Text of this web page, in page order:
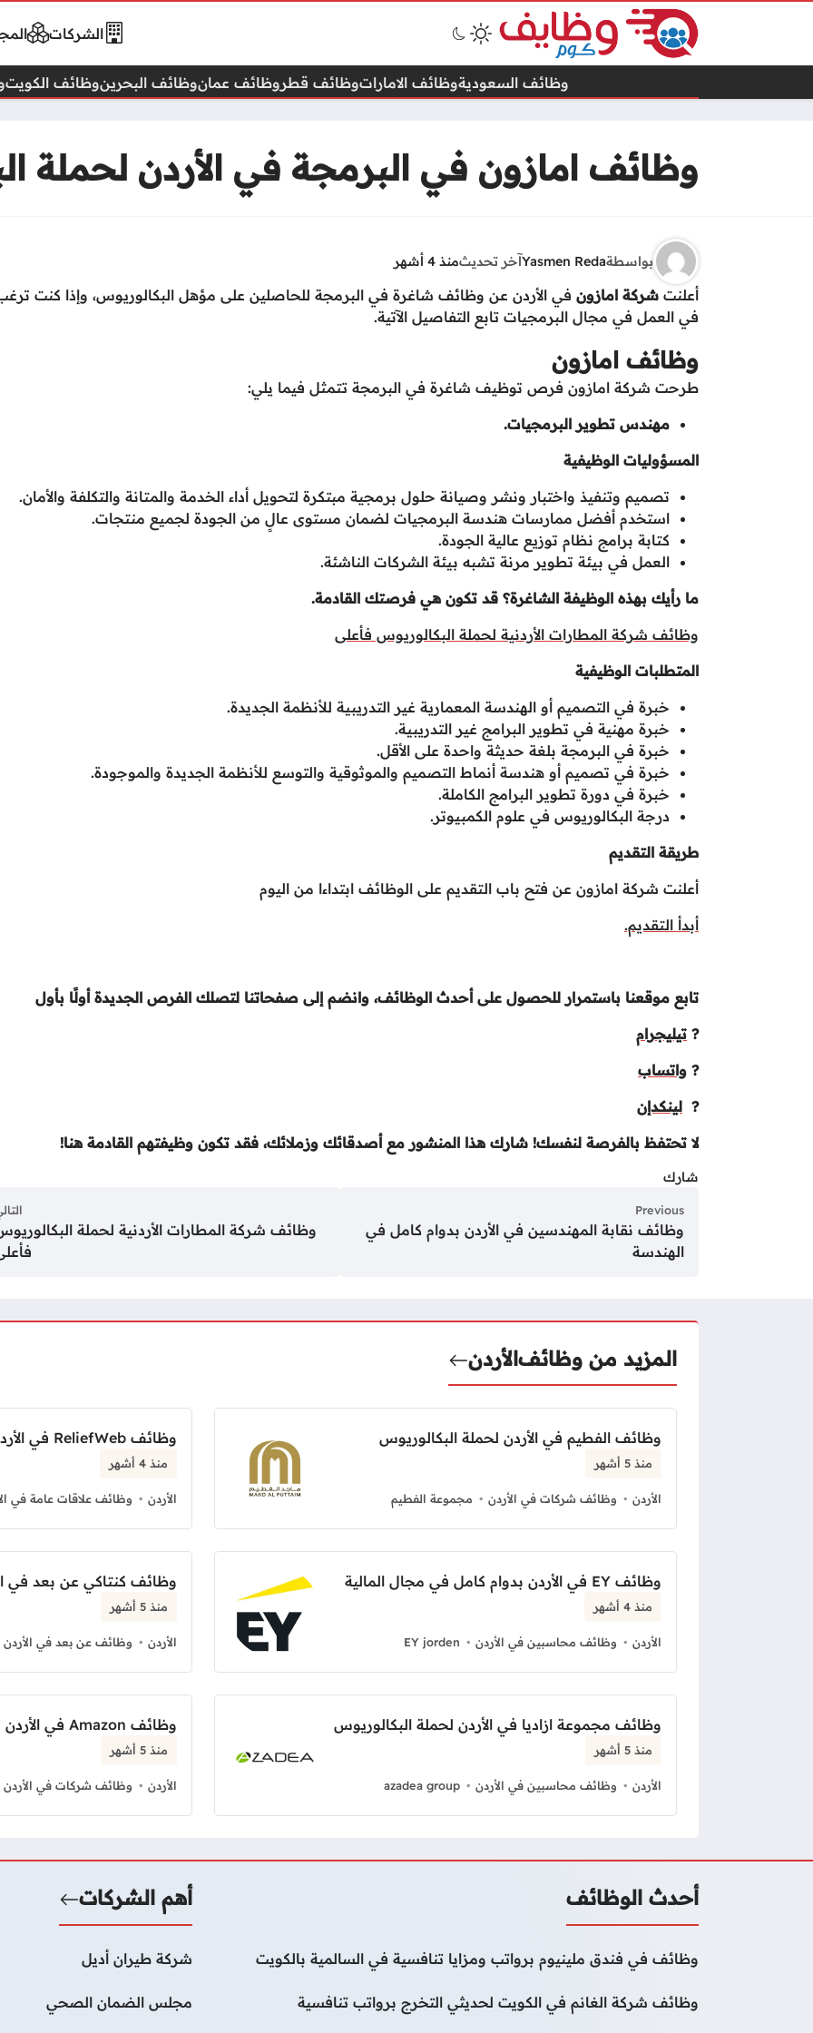
الشركات
وظائف السعوديةوظائف الاماراتوظائف قطروظائف عمانوظائف البحرينوظائف الكويت
وظائف امازون في البرمجة في الأردن لحملة
بواسطةYasmen Redaآخر تحديثمنذ 4 أشهر
أعلنت شركة امازون في الأردن عن وظائف شاغرة في البرمجة للحاصلين على مؤهل البكالوريوس، وإذا كنت
في العمل في مجال البرمجيات تابع التفاصيل الآتية.
وظائف امازون
طرحت شركة امازون فرص توظيف شاغرة في البرمجة تتمثل فيما يلي:
مهندس تطوير البرمجيات.
المسؤوليات الوظيفية
تصميم وتنفيذ واختبار ونشر وصيانة حلول برمجية مبتكرة لتحويل أداء الخدمة والمتانة والتكلفة والأمان.
استخدم أفضل ممارسات هندسة البرمجيات لضمان مستوى عالٍ من الجودة لجميع منتجات.
كتابة برامج نظام توزيع عالية الجودة.
العمل في بيئة تطوير مرنة تشبه بيئة الشركات الناشئة.
ما رأيك بهذه الوظيفة الشاغرة؟ قد تكون هي فرصتك القادمة.
وظائف شركة المطارات الأردنية لحملة البكالوريوس فأعلى
المتطلبات الوظيفية
خبرة في التصميم أو الهندسة المعمارية غير التدريبية للأنظمة الجديدة.
خبرة مهنية في تطوير البرامج غير التدريبية.
خبرة في البرمجة بلغة حديثة واحدة على الأقل.
خبرة في تصميم أو هندسة أنماط التصميم والموثوقية والتوسع للأنظمة الجديدة والموجودة.
خبرة في دورة تطوير البرامج الكاملة.
درجة البكالوريوس في علوم الكمبيوتر.
طريقة التقديم
أعلنت شركة امازون عن فتح باب التقديم على الوظائف ابتداءا من اليوم
أبدأ التقديم.
تابع موقعنا باستمرار للحصول على أحدث الوظائف، وانضم إلى صفحاتنا لتصلك الفرص الجديدة أولًا بأول
? تيليجرام
? واتساب
? لينكدإن
لا تحتفظ بالفرصة لنفسك! شارك هذا المنشور مع أصدقائك وزملائك، فقد تكون وظيفتهم القادمة هنا!
شارك
Previous
وظائف نقابة المهندسين في الأردن بدوام كامل في
الهندسة
وظائف شركة المطارات الأردنية لحملة
المزيد من وظائفالأردن
وظائف الفطيم في الأردن لحملة البكالوريوس
منذ 5 أشهر
الأردن وظائف شركات في الأردن مجموعة الفطيم
وظائف ReliefWeb في الأردن بدوام كامل
منذ 4 أشهر
الأردن وظائف علاقات عامة في
وظائف EY في الأردن بدوام كامل في مجال المالية
منذ 4 أشهر
الأردن وظائف محاسبين في الأردن EY jorden
وظائف كنتاكي عن بعد في
منذ 5 أشهر
الأردن وظائف عن بعد في الأردن
وظائف مجموعة ازاديا في الأردن لحملة البكالوريوس
منذ 5 أشهر
الأردن وظائف محاسبين في الأردن azadea group
وظائف Amazon في الأردن بدوام كامل
منذ 5 أشهر
الأردن وظائف شركات في الأردن
أحدث الوظائف
وظائف في فندق ملينيوم برواتب ومزايا تنافسية في السالمية بالكويت
وظائف شركة الغانم في الكويت لحديثي التخرج برواتب تنافسية
أهم الشركات
شركة طيران أديل
مجلس الضمان الصحي